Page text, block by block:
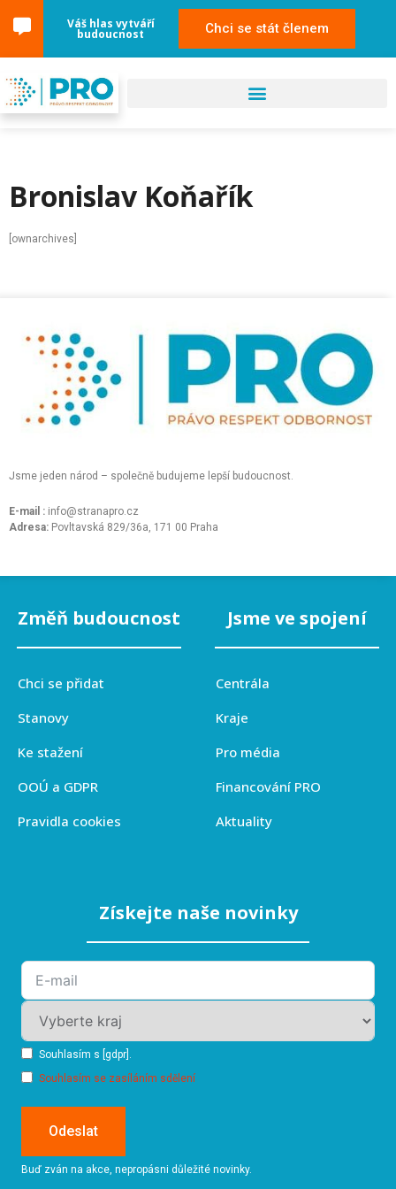
Váš hlas vytváří
budoucnost Chci se stát členem
Bronislav Koňařík
[ownarchives]
Jsme jeden národ – společně budujeme lepší budoucnost.
E-mail : info@stranapro.cz
Adresa: Povltavská 829/36a, 171 00 Praha
Změň budoucnost
Chci se přidat
Stanovy
Ke stažení
OOÚ a GDPR
Pravidla cookies
Jsme ve spojení
Centrála
Kraje
Pro média
Financování PRO
Aktuality
Získejte naše novinky
Souhlasím s [gdpr].
Souhlasím se zasíláním sdělení
Odeslat
Buď zván na akce, nepropásni důležité novinky.